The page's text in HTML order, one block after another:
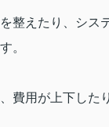
整えたり、シス
。
費用が上下した